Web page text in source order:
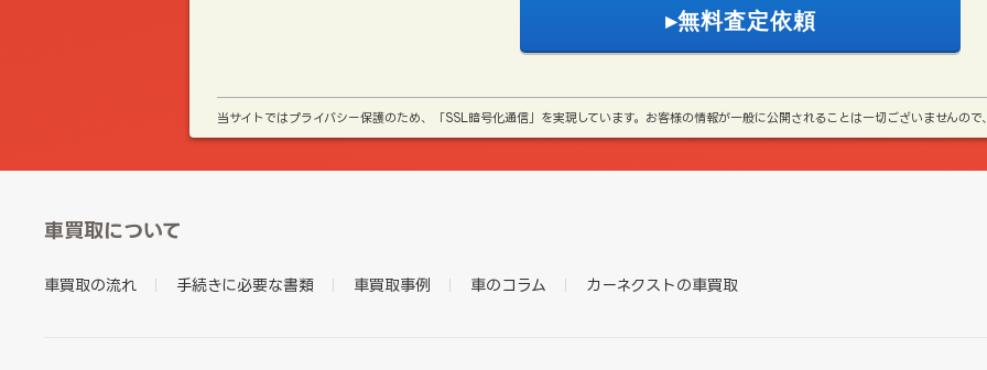
当サイトではプライバシー保護のため、「SSL暗号化通信」を実現しています。お客様の情報が一般に公開されることは一切ございませんの
車買取について
車買取の流れ 手続きに必要な書類 車買取事例 車のコラム カーネクストの車買取